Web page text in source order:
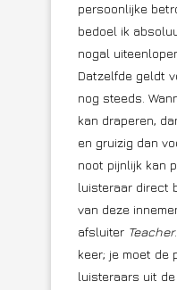
persoonlijke
bedoel ik
nogal
Datzelfde geldt
nog steeds.
kan draperen,
en gruizig dan
noot pijnlijk kan
luisteraar direct
van deze
afsluiter Teacher
keer; je moet de
luisteraars uit de